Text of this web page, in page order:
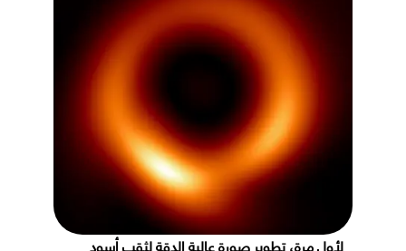
لأول مرة، تطوير صورة عالية الدقة لثقب أسود